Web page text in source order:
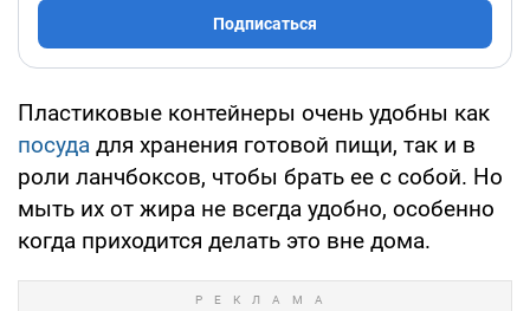
Подписаться
Пластиковые контейнеры очень удобны как
посуда для хранения готовой пищи, так и в
роли ланчбоксов, чтобы брать ее с собой. Но
мыть их от жира не всегда удобно, особенно
когда приходится делать это вне дома.